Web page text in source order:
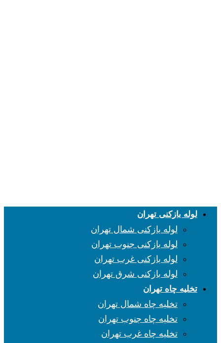
لوله بازکنی تهران
لوله بازکنی شمال تهران
لوله بازکنی جنوب تهران
لوله بازکنی غرب تهران
لوله بازکنی شرق تهران
تخلیه چاه تهران
تخلیه چاه شمال تهران
تخلیه چاه جنوب تهران
تخلیه چاه غرب تهران